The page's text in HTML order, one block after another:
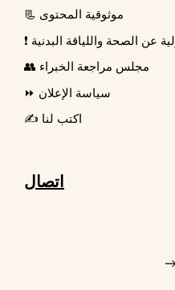
📃 موثوقية المحتوى
عن الصحة واللياقة البدنية
👥 مجلس مراجعة الخبراء
⏩ سياسة الإعلان
✍️ اكتب لنا
اتصال
→